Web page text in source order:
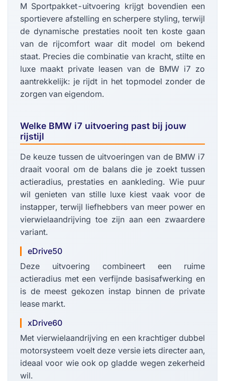
M Sportpakket-uitvoering krijgt bovendien een
sportievere afstelling en scherpere styling, terwijl
de dynamische prestaties nooit ten koste gaan
van de rijcomfort waar dit model om bekend
staat. Precies die combinatie van kracht, stilte en
luxe maakt private leasen van de BMW i7 zo
aantrekkelijk: je rijdt in het topmodel zonder de
zorgen van eigendom.
Welke BMW i7 uitvoering past bij jouw
rijstijl
De keuze tussen de uitvoeringen van de BMW i7
draait vooral om de balans die je zoekt tussen
actieradius, prestaties en aankleding. Wie puur
wil genieten van stille luxe kiest vaak voor de
instapper, terwijl liefhebbers van meer power en
vierwielaandrijving toe zijn aan een zwaardere
variant.
eDrive50
Deze uitvoering combineert een ruime
actieradius met een verfijnde basisafwerking en
is de meest gekozen instap binnen de private
lease markt.
xDrive60
Met vierwielaandrijving en een krachtiger dubbel
motorsysteem voelt deze versie iets directer aan,
ideaal voor wie ook op gladde wegen zekerheid
wil.